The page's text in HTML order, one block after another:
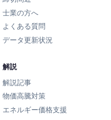
士業の方へ
よくある質問
データ更新状況
解説
解説記事
物価高騰対策
エネルギー価格支援